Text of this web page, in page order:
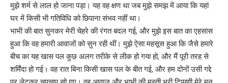
मुझे शर्म से लाल हो जाना पड़ा। यह वह क्षण था जब मुझे समझ में आया कि यहां
घर में किसी भी गतिविधि को छिपाना संभव नहीं था।
भाभी की बात सुनकर मेरी चेहरे की रंगत बदल गई, और मुझे इस बात का एहसास
हुआ कि वह हमारी आवाजों को सुन रही थीं। मुझे ऐसा महसूस हुआ कि जैसे हमारे
बीच का यह खास पल कुछ अलग तरीके से लीक हो गया हो, और मैं पूरी तरह से
शर्मिंदा हो गई। वह रात बिना किसी खास पल के बीत गई, और हम दोनों उसी गद्दे